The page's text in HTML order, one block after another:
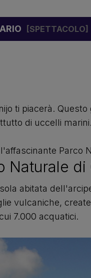
ti piacerà.
di uccelli marini.
Parco
Naturale di
abitata
vulcaniche,
7.000 acquatici.